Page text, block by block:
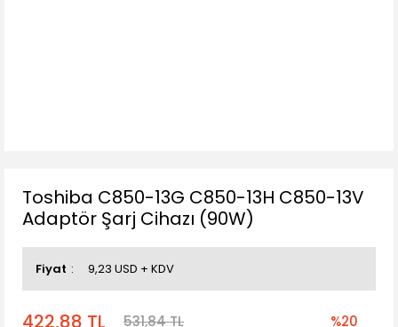
Toshiba C850-13G C850-13H C850-13V
Adaptör Şarj Cihazı (90W)
Fiyat 9,23 USD + KDV
422,88 TL 531,84 TL %20